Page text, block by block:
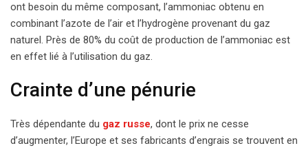
ont besoin du même composant, l’ammoniac obtenu en
combinant l’azote de l’air et l’hydrogène provenant du gaz
naturel. Près de 80% du coût de production de l’ammoniac est
en effet lié à l’utilisation du gaz.
Crainte d’une pénurie
Très dépendante du gaz russe, dont le prix ne cesse
d’augmenter, l’Europe et ses fabricants d’engrais se trouvent en